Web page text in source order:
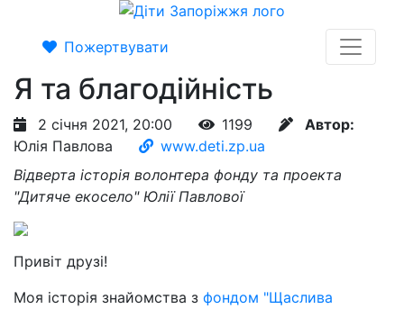
Пожертвувати
Я та благодійність
2 січня 2021, 20:00 1199
Автор:
Юлія Павлова
www.deti.zp.ua
Відверта історія волонтера фонду та проекта
"Дитяче екосело" Юлії Павлової
Привіт друзі!
Моя історія знайомства з фондом "Щаслива